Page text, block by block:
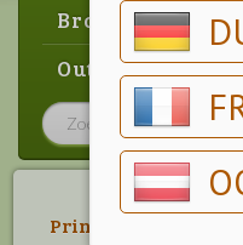
Brood & gebak
Outlet
Prins